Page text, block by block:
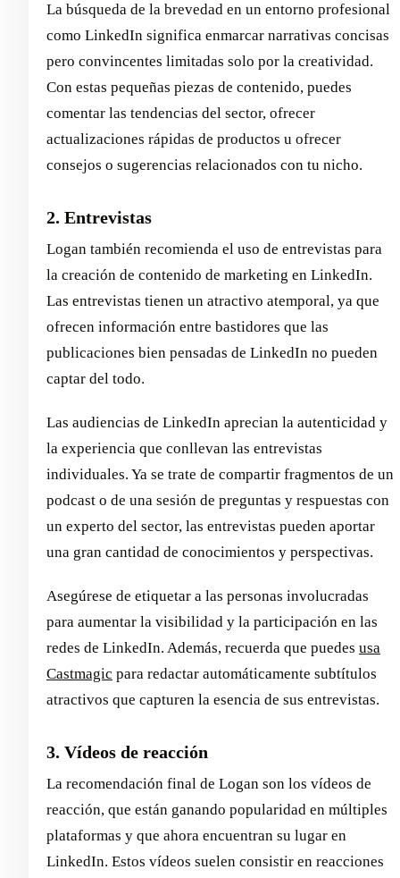
La búsqueda de la brevedad en un entorno profesional
como LinkedIn significa enmarcar narrativas concisas
pero convincentes limitadas solo por la creatividad.
Con estas pequeñas piezas de contenido, puedes
comentar las tendencias del sector, ofrecer
actualizaciones rápidas de productos u ofrecer
consejos o sugerencias relacionados con tu nicho.
2. Entrevistas
Logan también recomienda el uso de entrevistas para
la creación de contenido de marketing en LinkedIn.
Las entrevistas tienen un atractivo atemporal, ya que
ofrecen información entre bastidores que las
publicaciones bien pensadas de LinkedIn no pueden
captar del todo.
Las audiencias de LinkedIn aprecian la autenticidad y
la experiencia que conllevan las entrevistas
individuales. Ya se trate de compartir fragmentos de un
podcast o de una sesión de preguntas y respuestas con
un experto del sector, las entrevistas pueden aportar
una gran cantidad de conocimientos y perspectivas.
Asegúrese de etiquetar a las personas involucradas
para aumentar la visibilidad y la participación en las
redes de LinkedIn. Además, recuerda que puedes usa
Castmagic para redactar automáticamente subtítulos
atractivos que capturen la esencia de sus entrevistas.
3. Vídeos de reacción
La recomendación final de Logan son los vídeos de
reacción, que están ganando popularidad en múltiples
plataformas y que ahora encuentran su lugar en
LinkedIn. Estos vídeos suelen consistir en reacciones